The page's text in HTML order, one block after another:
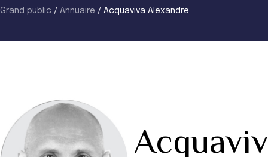
Grand public / Annuaire / Acquaviva Alexandre